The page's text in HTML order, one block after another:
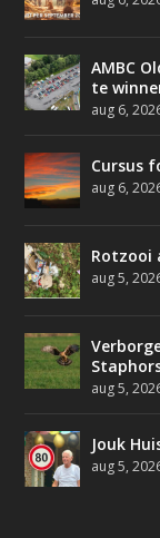
AMBC
te
aug 6,
Cursus
aug 6,
Rotzooi
aug 5,
aug 5,
Jouk
aug 5,